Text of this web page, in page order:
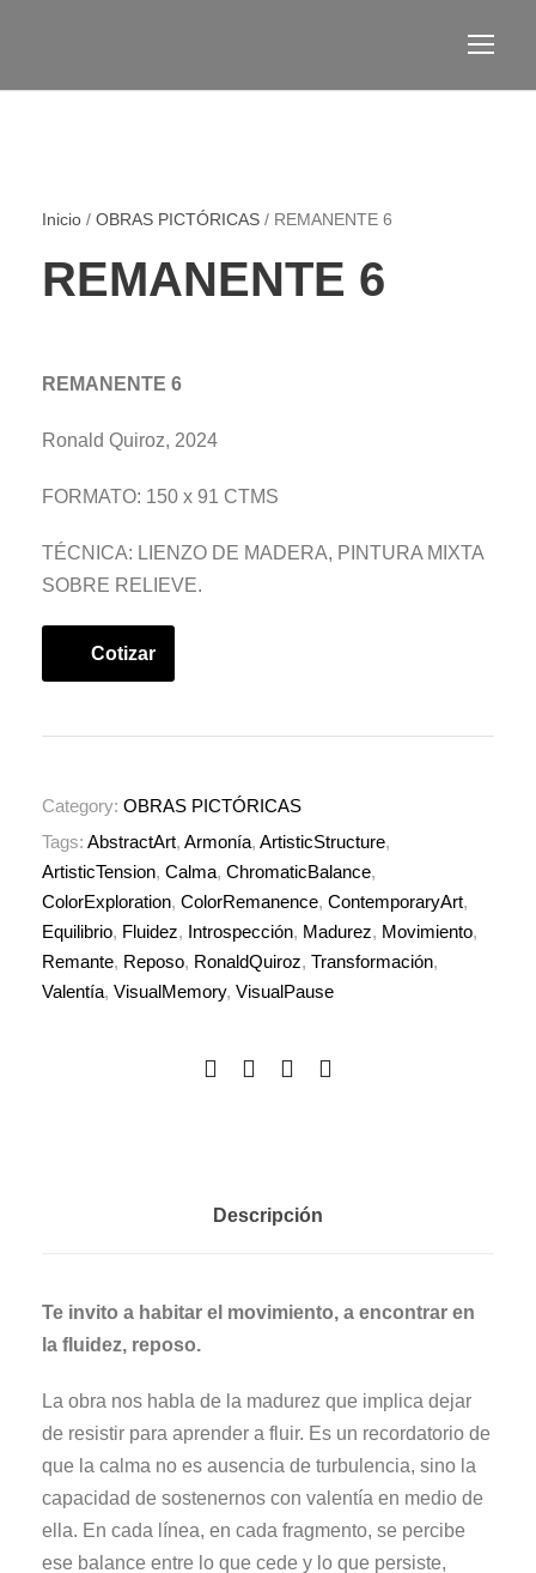
Inicio / OBRAS PICTÓRICAS / REMANENTE 6
REMANENTE 6
REMANENTE 6
Ronald Quiroz, 2024
FORMATO: 150 x 91 CTMS
TÉCNICA: LIENZO DE MADERA, PINTURA MIXTA
SOBRE RELIEVE.
Cotizar
Category: OBRAS PICTÓRICAS
Tags: AbstractArt, Armonía, ArtisticStructure,
ArtisticTension, Calma, ChromaticBalance,
ColorExploration, ColorRemanence, ContemporaryArt,
Equilibrio, Fluidez, Introspección, Madurez, Movimiento,
Remante, Reposo, RonaldQuiroz, Transformación,
Valentía, VisualMemory, VisualPause
Descripción
Te invito a habitar el movimiento, a encontrar en
la fluidez, reposo.
La obra nos habla de la madurez que implica dejar
de resistir para aprender a fluir. Es un recordatorio de
que la calma no es ausencia de turbulencia, sino la
capacidad de sostenernos con valentía en medio de
ella. En cada línea, en cada fragmento, se percibe
ese balance entre lo que cede y lo que persiste,